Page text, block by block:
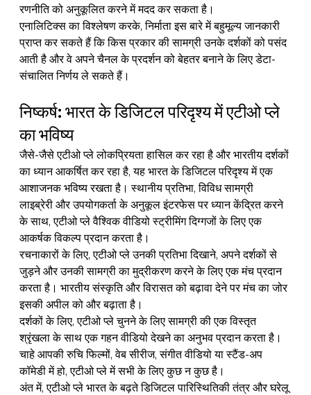
रणनीति को अनुकूलित करने में मदद कर सकता है।
एनालिटिक्स का विश्लेषण करके, निर्माता इस बारे में बहुमूल्य जानकारी
प्राप्त कर सकते हैं कि किस प्रकार की सामग्री उनके दर्शकों को पसंद
आती है और वे अपने चैनल के प्रदर्शन को बेहतर बनाने के लिए डेटा-
संचालित निर्णय ले सकते हैं।
निष्कर्ष: भारत के डिजिटल परिदृश्य में एटीओ प्ले
का भविष्य
जैसे-जैसे एटीओ प्ले लोकप्रियता हासिल कर रहा है और भारतीय दर्शकों
का ध्यान आकर्षित कर रहा है, यह भारत के डिजिटल परिदृश्य में एक
आशाजनक भविष्य रखता है। स्थानीय प्रतिभा, विविध सामग्री
लाइब्रेरी और उपयोगकर्ता के अनुकूल इंटरफेस पर ध्यान केंद्रित करने
के साथ, एटीओ प्ले वैश्विक वीडियो स्ट्रीमिंग दिग्गजों के लिए एक
आकर्षक विकल्प प्रदान करता है।
रचनाकारों के लिए, एटीओ प्ले उनकी प्रतिभा दिखाने, अपने दर्शकों से
जुड़ने और उनकी सामग्री का मुद्रीकरण करने के लिए एक मंच प्रदान
करता है। भारतीय संस्कृति और विरासत को बढ़ावा देने पर मंच का जोर
इसकी अपील को और बढ़ाता है।
दर्शकों के लिए, एटीओ प्ले चुनने के लिए सामग्री की एक विस्तृत
श्रृंखला के साथ एक गहन वीडियो देखने का अनुभव प्रदान करता है।
चाहे आपकी रुचि फिल्मों, वेब सीरीज, संगीत वीडियो या स्टैंड-अप
कॉमेडी में हो, एटीओ प्ले में सभी के लिए कुछ न कुछ है।
अंत में, एटीओ प्ले भारत के बढ़ते डिजिटल पारिस्थितिकी तंत्र और घरेलू